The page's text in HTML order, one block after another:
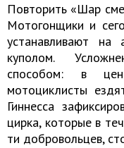
Повторить «Шар
Мотогонщики и
устанавливают
куполом.
способом: в
мотоциклисты
Гиннесса
цирка, которые в
ти добровольцев,